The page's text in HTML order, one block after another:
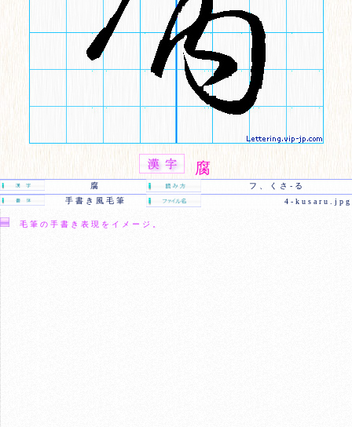
腐
腐
フ、くさ-る
手書き風毛筆
4-kusaru.jpg
毛筆の手書き表現をイメージ。